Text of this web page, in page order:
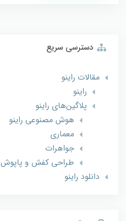
دسترسی سریع
مقالات راینو
راینو
پلاگین‌های راینو
هوش مصنوعی راینو
معماری
جواهرات
طراحی کفش و پاپوش
دانلود راینو